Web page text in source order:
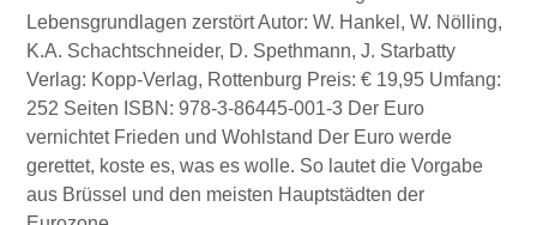
Lebensgrundlagen zerstört Autor: W. Hankel, W. Nölling,
K.A. Schachtschneider, D. Spethmann, J. Starbatty
Verlag: Kopp-Verlag, Rottenburg Preis: € 19,95 Umfang:
252 Seiten ISBN: 978-3-86445-001-3 Der Euro
vernichtet Frieden und Wohlstand Der Euro werde
gerettet, koste es, was es wolle. So lautet die Vorgabe
aus Brüssel und den meisten Hauptstädten der